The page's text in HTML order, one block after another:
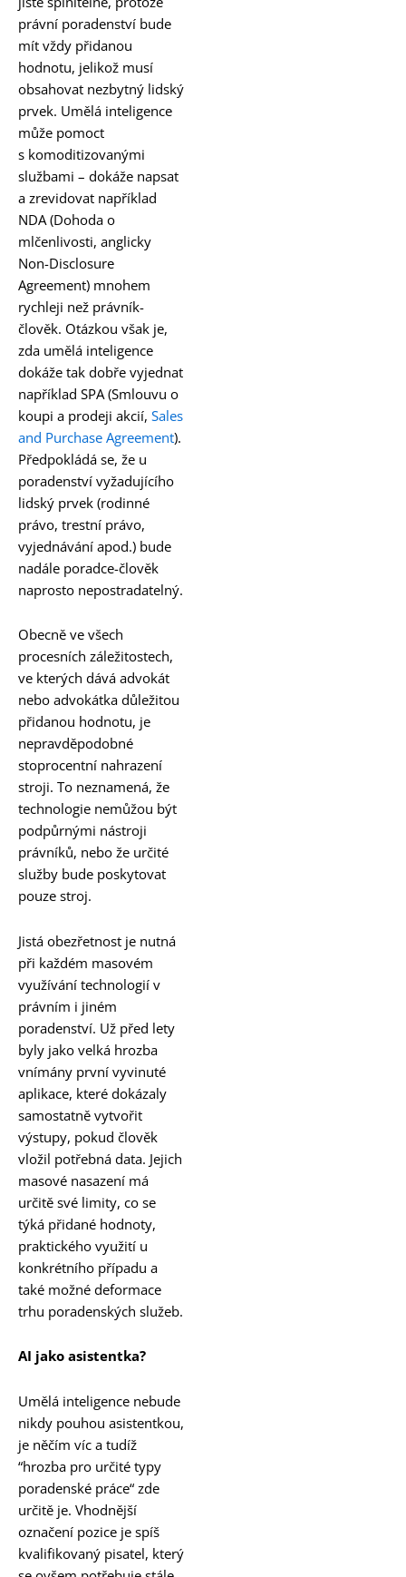
právní poradenství bude
mít vždy přidanou
hodnotu, jelikož musí
obsahovat nezbytný lidský
prvek. Umělá inteligence
může pomoct
s komoditizovanými
službami – dokáže napsat
a zrevidovat například
NDA (Dohoda o
mlčenlivosti, anglicky
Non-Disclosure
Agreement) mnohem
rychleji než právník-
člověk. Otázkou však je,
zda umělá inteligence
dokáže tak dobře vyjednat
například SPA (Smlouvu o
koupi a prodeji akcií, Sales
and Purchase Agreement).
Předpokládá se, že u
poradenství vyžadujícího
lidský prvek (rodinné
právo, trestní právo,
vyjednávání apod.) bude
nadále poradce-člověk
naprosto nepostradatelný.
Obecně ve všech
procesních záležitostech,
ve kterých dává advokát
nebo advokátka důležitou
přidanou hodnotu, je
nepravděpodobné
stoprocentní nahrazení
stroji. To neznamená, že
technologie nemůžou být
podpůrnými nástroji
právníků, nebo že určité
služby bude poskytovat
pouze stroj.
Jistá obezřetnost je nutná
při každém masovém
využívání technologií v
právním i jiném
poradenství. Už před lety
byly jako velká hrozba
vnímány první vyvinuté
aplikace, které dokázaly
samostatně vytvořit
výstupy, pokud člověk
vložil potřebná data. Jejich
masové nasazení má
určitě své limity, co se
týká přidané hodnoty,
praktického využití u
konkrétního případu a
také možné deformace
trhu poradenských služeb.
AI jako asistentka?
Umělá inteligence nebude
nikdy pouhou asistentkou,
je něčím víc a tudíž
“hrozba pro určité typy
poradenské práce“ zde
určitě je. Vhodnější
označení pozice je spíš
kvalifikovaný pisatel, který